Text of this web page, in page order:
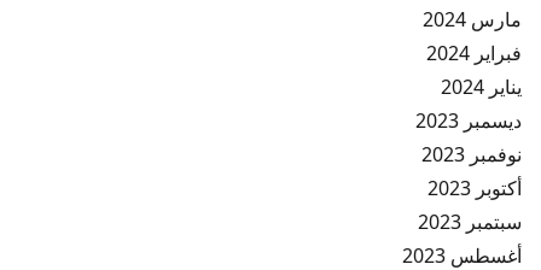
مارس 2024
فبراير 2024
يناير 2024
ديسمبر 2023
نوفمبر 2023
أكتوبر 2023
سبتمبر 2023
أغسطس 2023